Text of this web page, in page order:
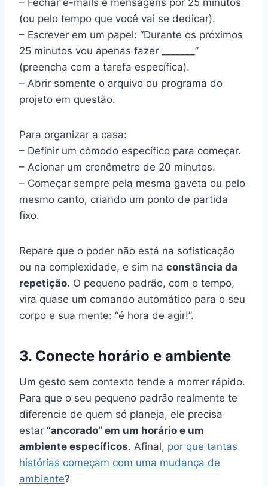
(ou pelo tempo que você vai se dedicar).
– Escrever em um papel: “Durante os próximos
25 minutos vou apenas fazer _______”
(preencha com a tarefa específica).
– Abrir somente o arquivo ou programa do
projeto em questão.
Para organizar a casa:
– Definir um cômodo específico para começar.
– Acionar um cronômetro de 20 minutos.
– Começar sempre pela mesma gaveta ou pelo
mesmo canto, criando um ponto de partida
fixo.
Repare que o poder não está na sofisticação
ou na complexidade, e sim na constância da
repetição. O pequeno padrão, com o tempo,
vira quase um comando automático para o seu
corpo e sua mente: “é hora de agir!”.
3. Conecte horário e ambiente
Um gesto sem contexto tende a morrer rápido.
Para que o seu pequeno padrão realmente te
diferencie de quem só planeja, ele precisa
estar “ancorado” em um horário e um
ambiente específicos. Afinal, por que tantas
histórias começam com uma mudança de
ambiente?